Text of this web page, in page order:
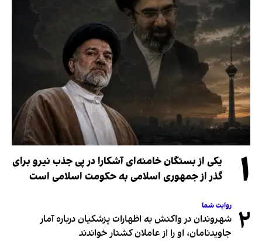
۱
یکی از بستگان خامنه‌ای آشکارا در پی جذب نیرو برای
گذر از جمهوری اسلامی به حکومت اسلامی است
۲ روایت شما
شهروندان در واکنش به اظهارات پزشکیان درباره آمار
جاویدنامان، او را از عاملان کشتار خواندند